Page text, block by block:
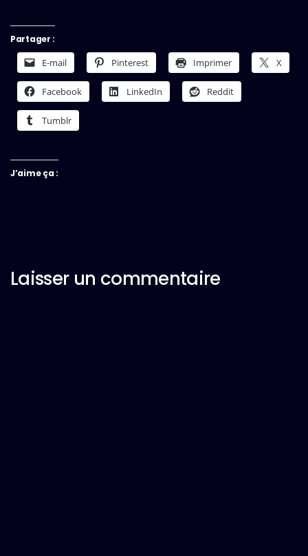
Partager :
E-mail Pinterest Imprimer X
Facebook LinkedIn Reddit
Tumblr
J’aime ça :
Laisser un commentaire